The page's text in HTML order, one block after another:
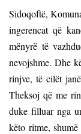
Sidoqoftë,
ingerencat që
mënyrë të
nevojshme. Dhe
rinjve, të cilët
Theksoj që me
duke filluar nga
këto ritme,